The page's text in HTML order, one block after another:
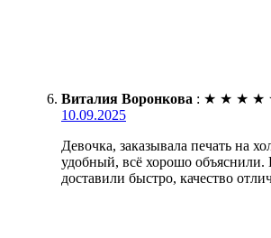
Виталия Воронкова : ★ ★ ★ ★
10.09.2025
Девочка, заказывала печать на
удобный, всё хорошо объяснили.
доставили быстро, качество